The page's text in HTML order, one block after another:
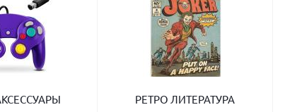
РЕТРО ЛИТЕРАТУРА